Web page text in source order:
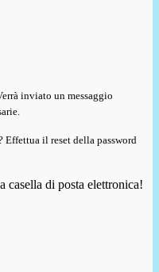
inviato un messaggio
Effettua il reset della password
casella di posta elettronica!